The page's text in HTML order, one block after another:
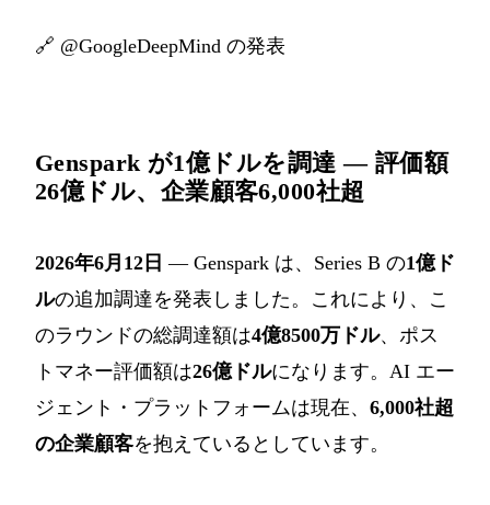
🔗 @GoogleDeepMind の発表
Genspark が1億ドルを調達 — 評価額
26億ドル、企業顧客6,000社超
2026年6月12日 — Genspark は、Series B の1億ド
ルの追加調達を発表しました。これにより、こ
のラウンドの総調達額は4億8500万ドル、ポス
トマネー評価額は26億ドルになります。AI エー
ジェント・プラットフォームは現在、 6,000社超
の企業顧客を抱えているとしています。